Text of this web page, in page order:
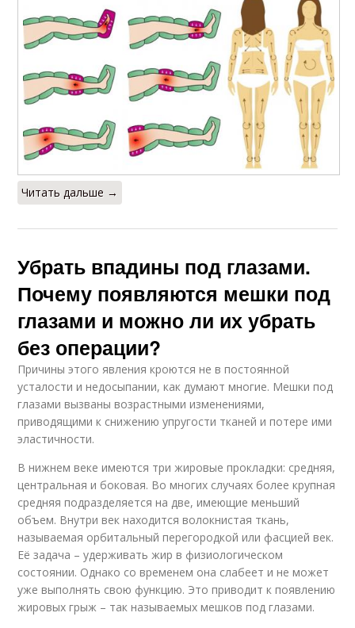
Читать дальше →
Убрать впадины под глазами.
Почему появляются мешки под
глазами и можно ли их убрать
без операции?
Причины этого явления кроются не в постоянной
усталости и недосыпании, как думают многие. Мешки под
глазами вызваны возрастными изменениями,
приводящими к снижению упругости тканей и потере ими
эластичности.
В нижнем веке имеются три жировые прокладки: средняя,
центральная и боковая. Во многих случаях более крупная
средняя подразделяется на две, имеющие меньший
объем. Внутри век находится волокнистая ткань,
называемая орбитальный перегородкой или фасцией век.
Её задача – удерживать жир в физиологическом
состоянии. Однако со временем она слабеет и не может
уже выполнять свою функцию. Это приводит к появлению
жировых грыж – так называемых мешков под глазами.